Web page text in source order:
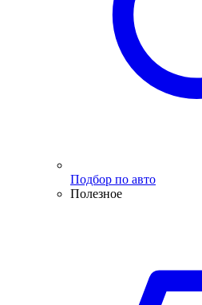
Подбор по авто
Полезное